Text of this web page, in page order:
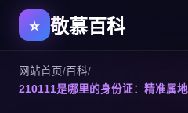
敬慕百科
网站首页/百科/
210111是哪里的身份证：精准属